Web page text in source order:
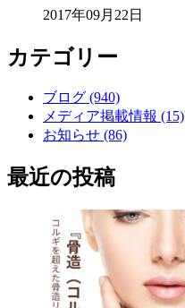
2017年09月22日
カテゴリー
ブログ (940)
メディア掲載情報 (15)
お知らせ (86)
最近の投稿